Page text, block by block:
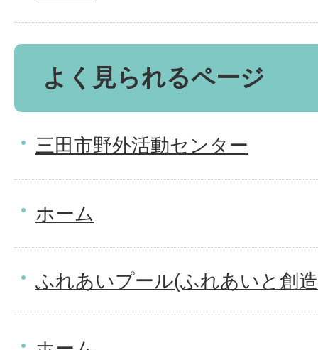
よく見られるページ
三田市野外活動センター
ホーム
ふれあいプール(ふれあいと創